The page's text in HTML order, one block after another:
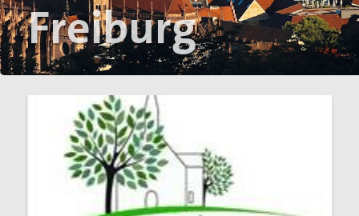
Mitgliedschaft/Spenden
Spiritualität
Aktive Gewaltfreiheit
Bühler Kreuz und andere Orte des Friedens
Friedensmeditationen zu Menschen des Friedens
Politisches Nachtgebet
Themen, Angebote und Projekte
Freiburg